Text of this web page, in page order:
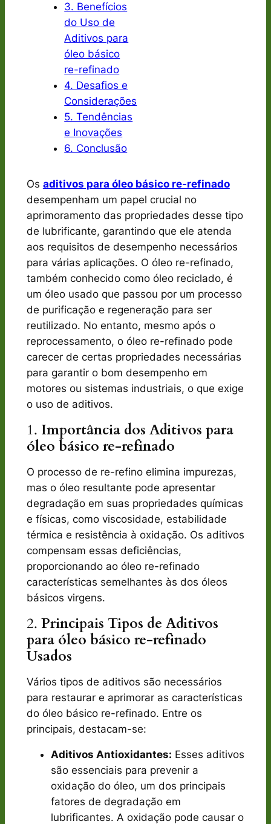
3. Benefícios
do Uso de
Aditivos para
óleo básico
re-refinado
4. Desafios e
Considerações
5. Tendências
e Inovações
6. Conclusão
Os aditivos para óleo básico re-refinado
desempenham um papel crucial no
aprimoramento das propriedades desse tipo
de lubrificante, garantindo que ele atenda
aos requisitos de desempenho necessários
para várias aplicações. O óleo re-refinado,
também conhecido como óleo reciclado, é
um óleo usado que passou por um processo
de purificação e regeneração para ser
reutilizado. No entanto, mesmo após o
reprocessamento, o óleo re-refinado pode
carecer de certas propriedades necessárias
para garantir o bom desempenho em
motores ou sistemas industriais, o que exige
o uso de aditivos.
1. Importância dos Aditivos para
óleo básico re-refinado
O processo de re-refino elimina impurezas,
mas o óleo resultante pode apresentar
degradação em suas propriedades químicas
e físicas, como viscosidade, estabilidade
térmica e resistência à oxidação. Os aditivos
compensam essas deficiências,
proporcionando ao óleo re-refinado
características semelhantes às dos óleos
básicos virgens.
2. Principais Tipos de Aditivos
para óleo básico re-refinado
Usados
Vários tipos de aditivos são necessários
para restaurar e aprimorar as características
do óleo básico re-refinado. Entre os
principais, destacam-se:
Aditivos Antioxidantes: Esses aditivos
são essenciais para prevenir a
oxidação do óleo, um dos principais
fatores de degradação em
lubrificantes. A oxidação pode causar o